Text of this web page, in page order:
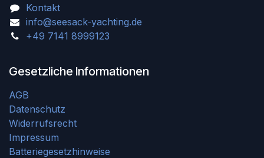
Kontakt
info@seesack-yachting.de
+49 7141 8999123
Gesetzliche Informationen
AGB
Datenschutz
Widerrufsrecht
Impressum
Batteriegesetzhinweise